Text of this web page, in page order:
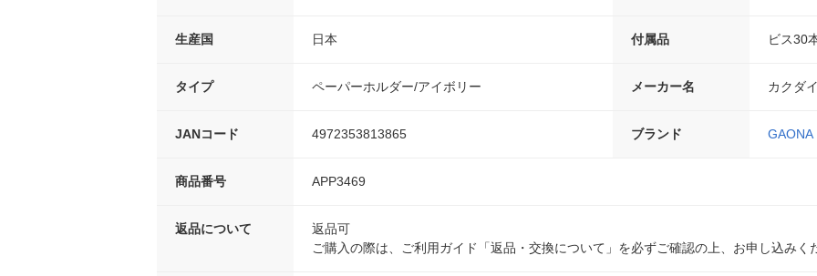
生産国 日本 付属品 ビス30
タイプ ペーパーホルダー/アイボリー メーカー名 カクダイ
JANコード 4972353813865 ブランド GAONA
商品番号 APP3469
返品について
返品可
ご購入の際は、ご利用ガイド「返品・交換について」を必ずご確認の上、お申し込みく